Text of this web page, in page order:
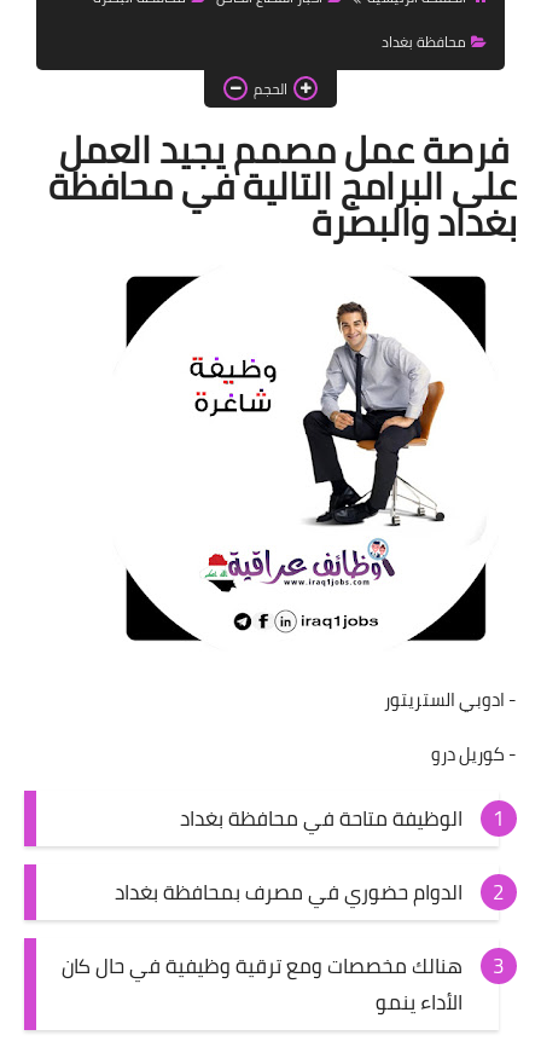
الاخبار العامة
محافظة بغداد
الحجم
فرصة عمل مصمم يجيد العمل
على البرامج التالية في محافظة
بغداد والبصرة
- ادوبي الستريتور
- كوريل درو
الوظيفة متاحة في محافظة بغداد
الدوام حضوري في مصرف بمحافظة بغداد
هنالك مخصصات ومع ترقية وظيفية في حال كان
الأداء ينمو